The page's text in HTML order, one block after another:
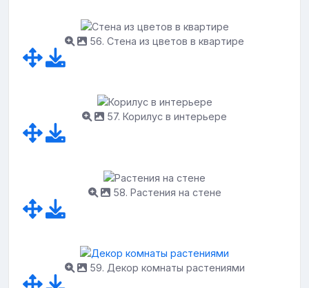
56. Стена из цветов в квартире
57. Корилус в интерьере
58. Растения на стене
59. Декор комнаты растениями